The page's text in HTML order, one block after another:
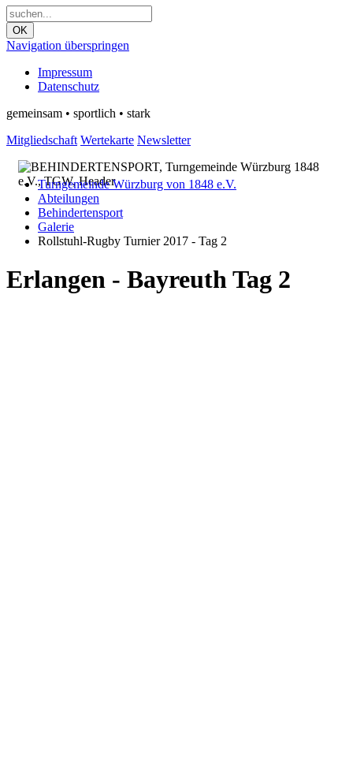
OK
Navigation überspringen
Impressum
Datenschutz
gemeinsam • sportlich • stark
Mitgliedschaft Wertekarte Newsletter
Turngemeinde Würzburg von 1848 e.V.
Abteilungen
Behindertensport
Galerie
Rollstuhl-Rugby Turnier 2017 - Tag 2
Erlangen - Bayreuth Tag 2